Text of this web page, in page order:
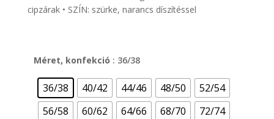
cipzárak • SZÍN: szürke, narancs díszítéssel
Méret, konfekció : 36/38
36/38 40/42 44/46 48/50
52/54
56/58
60/62 64/66 68/70 72/74